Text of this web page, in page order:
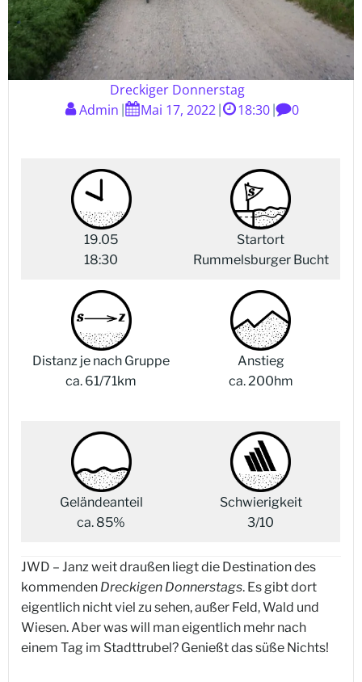
Dreckiger Donnerstag
Admin
Mai 17, 2022 18:30 0
19.05
18:30
Startort
Rummelsburger Bucht
Distanz je nach Gruppe
ca. 61/71km
Anstieg
ca. 200hm
Geländeanteil
ca. 85%
Schwierigkeit
3/10
JWD – Janz weit draußen liegt die Destination des
kommenden Dreckigen Donnerstags. Es gibt dort
eigentlich nicht viel zu sehen, außer Feld, Wald und
Wiesen. Aber was will man eigentlich mehr nach
einem Tag im Stadttrubel? Genießt das süße Nichts!